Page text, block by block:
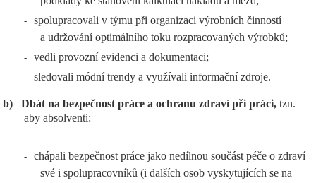
-
spolupracovali v týmu při organizaci výrobních činností
a udržování optimálního toku rozpracovaných výrobků;
- vedli provozní evidenci a dokumentaci;
- sledovali módní trendy a využívali informační zdroje.
b) Dbát na bezpečnost práce a ochranu zdraví při práci, tzn.
aby absolventi:
-
chápali bezpečnost práce jako nedílnou součást péče o zdraví
své i spolupracovníků (i dalších osob vyskytujících se na